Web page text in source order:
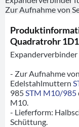
Zur Aufnahme von
Quadratrohr
- Zur Aufnahme
Edelstahlmuttern
985 STM M10/985
M10.
- Lieferform:
Schüttung.